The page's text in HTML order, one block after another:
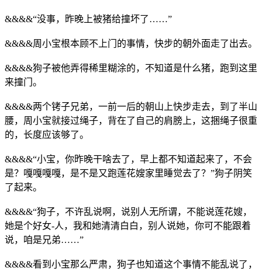
&&&&“没事，昨晚上被猪给撞坏了……”
&&&&周小宝根本顾不上门的事情，快步的朝外面走了出去。
&&&&狗子被他弄得稀里糊涂的，不知道是什么猪，跑到这里
来撞门。
&&&&两个铐子兄弟，一前一后的朝山上快步走去，到了半山
腰，周小宝就接过绳子，背在了自己的肩膀上，这捆绳子很重
的，长度应该够了。
&&&&“小宝，你昨晚干啥去了，早上都不知道起来了，不会
是？嘎嘎嘎嘎，是不是又跑莲花嫂家里睡觉去了？”狗子阴笑
了起来。
&&&&“狗子，不许乱说啊，说别人无所谓，不能说莲花嫂，
她是个好女-人，我和她清清白白，别人说她，你可不能跟着
说，咱是兄弟……”
&&&&看到小宝那么严肃，狗子也知道这个事情不能乱说了，